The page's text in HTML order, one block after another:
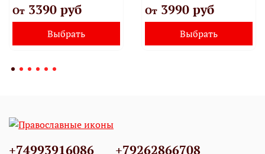
От3390 руб
Выбрать
От3990 руб
Выбрать
+74993916086 +79262866708